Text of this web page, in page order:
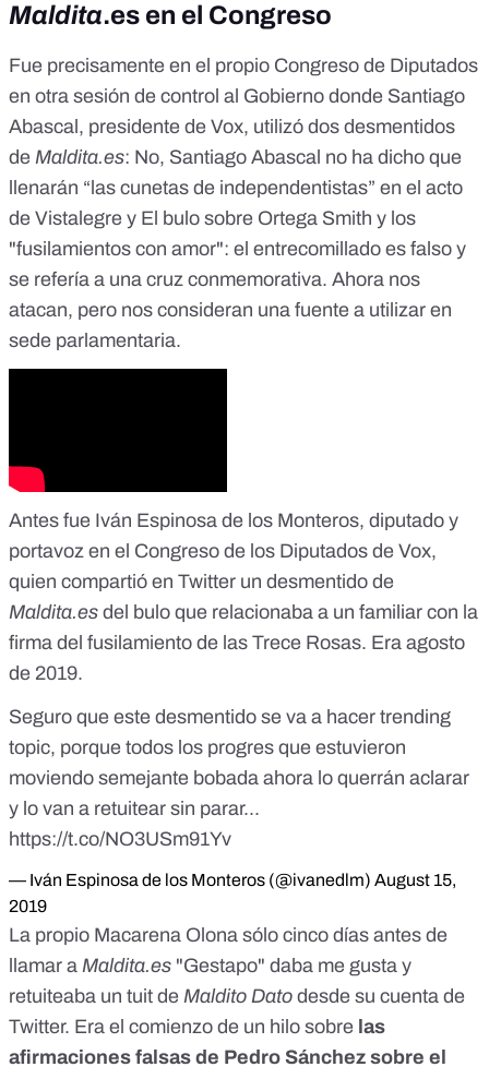
Maldita.es en el Congreso
Fue precisamente en el propio Congreso de Diputados
en otra sesión de control al Gobierno donde Santiago
Abascal, presidente de Vox, utilizó dos desmentidos
de Maldita.es: No, Santiago Abascal no ha dicho que
llenarán “las cunetas de independentistas” en el acto
de Vistalegre y El bulo sobre Ortega Smith y los
"fusilamientos con amor": el entrecomillado es falso y
se refería a una cruz conmemorativa. Ahora nos
atacan, pero nos consideran una fuente a utilizar en
sede parlamentaria.
Antes fue Iván Espinosa de los Monteros, diputado y
portavoz en el Congreso de los Diputados de Vox,
quien compartió en Twitter un desmentido de
Maldita.es del bulo que relacionaba a un familiar con la
firma del fusilamiento de las Trece Rosas. Era agosto
de 2019.
Seguro que este desmentido se va a hacer trending
topic, porque todos los progres que estuvieron
moviendo semejante bobada ahora lo querrán aclarar
y lo van a retuitear sin parar...
https://t.co/NO3USm91Yv
— Iván Espinosa de los Monteros (@ivanedlm) August 15,
2019
La propio Macarena Olona sólo cinco días antes de
llamar a Maldita.es "Gestapo" daba me gusta y
retuiteaba un tuit de Maldito Dato desde su cuenta de
Twitter. Era el comienzo de un hilo sobre las
afirmaciones falsas de Pedro Sánchez sobre el